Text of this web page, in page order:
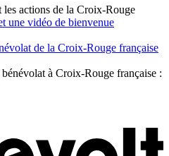
actions de la Croix‑Rouge
une vidéo de bienvenue
de la Croix‑Rouge française
à Croix‑Rouge française :